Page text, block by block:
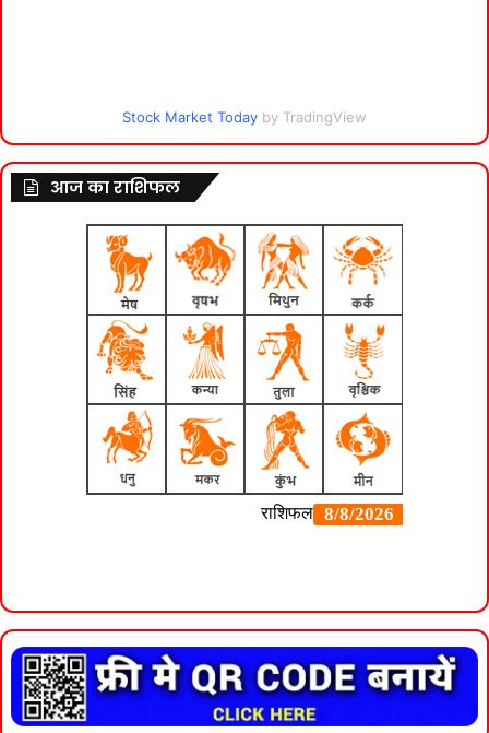
Stock Market Today by TradingView
आज का राशिफल